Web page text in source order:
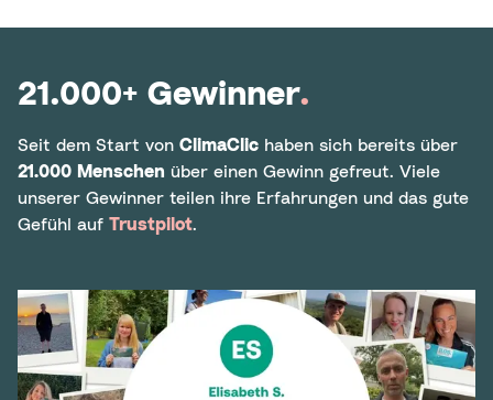
21.000+ Gewinner.
Seit dem Start von ClimaClic haben sich bereits über
21.000 Menschen über einen Gewinn gefreut. Viele
unserer Gewinner teilen ihre Erfahrungen und das gute
Gefühl auf Trustpilot.